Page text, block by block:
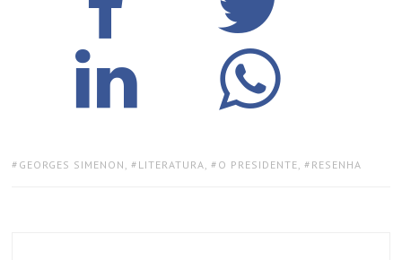
TAGS:
GEORGES SIMENON , LITERATURA, O PRESIDENTE, RESENHA